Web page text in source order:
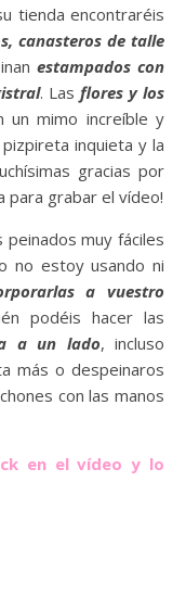
tienda encontraréis
canasteros de talle
estampados con
. Las flores y los
un mimo increíble y
inquieta y la
gracias por
para grabar el vídeo!
muy fáciles
no estoy usando ni
a vuestro
podéis hacer las
a un lado, incluso
más o despeinaros
con las manos
en el vídeo y lo